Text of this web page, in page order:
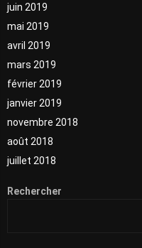
juin 2019
mai 2019
avril 2019
mars 2019
février 2019
janvier 2019
novembre 2018
août 2018
juillet 2018
Rechercher